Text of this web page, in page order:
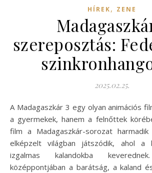
HÍREK, ZENE
szereposztás:
2025.02.25.
A Madagaszkár 3 egy olyan animációs film, amely nemcsak
a gyermekek, hanem a felnőttek
film a Madagaszkár-sorozat
elképzelt világban játszódik, ahol a
izgalmas kalandokba
középpontjában a barátság, a kaland